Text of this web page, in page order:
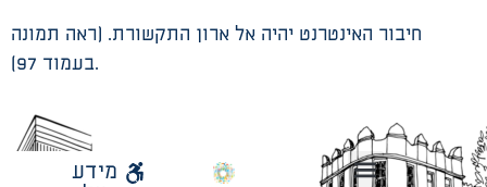
חיבור האינטרנט יהיה אל ארון התקשורת. (ראה תמונה
בעמוד 97).
מידע